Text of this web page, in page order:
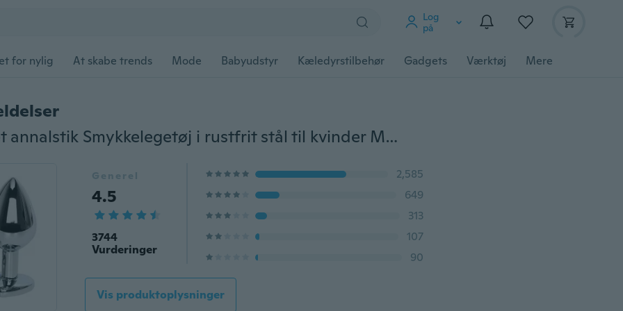
Log
på
for nylig At skabe trends Mode Babyudstyr Kæledyrstilbehør Gadgets Værktøj Mere
Hjerteformet annalstik Smykkelegetøj i rustfrit stål til kvinder Mænd Krystalstik Erotisk prostatamassage
Generel
4.5
3744
Vurderinger
2,585
649
313
107
90
Vis produktoplysninger